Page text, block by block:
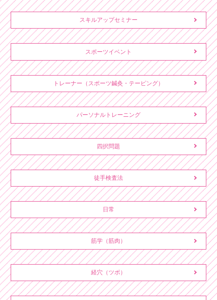
スキルアップセミナー
スポーツイベント
トレーナー（スポーツ鍼灸・テーピング）
パーソナルトレーニング
四択問題
徒手検査法
日常
筋学（筋肉）
経穴（ツボ）